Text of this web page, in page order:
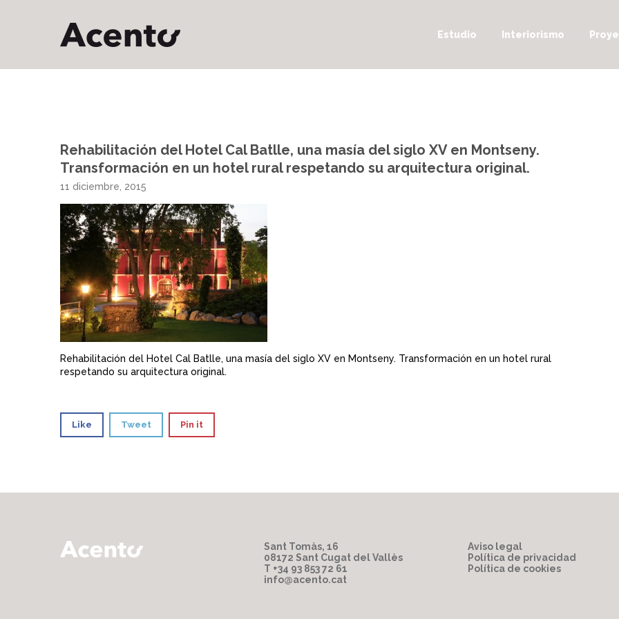
Estudio Interiorismo
Rehabilitación del Hotel Cal Batlle, una masía del siglo XV en Montseny.
Transformación en un hotel rural respetando su arquitectura original.
11 diciembre, 2015
Rehabilitación del Hotel Cal Batlle, una masía del siglo XV en Montseny. Transformación en un hotel rural
respetando su arquitectura original.
Like Tweet Pin it
Sant Tomàs, 16
08172 Sant Cugat del Vallès
T +34 93 853 72 61
info@acento.cat
Aviso legal
Política de privacidad
Política de cookies